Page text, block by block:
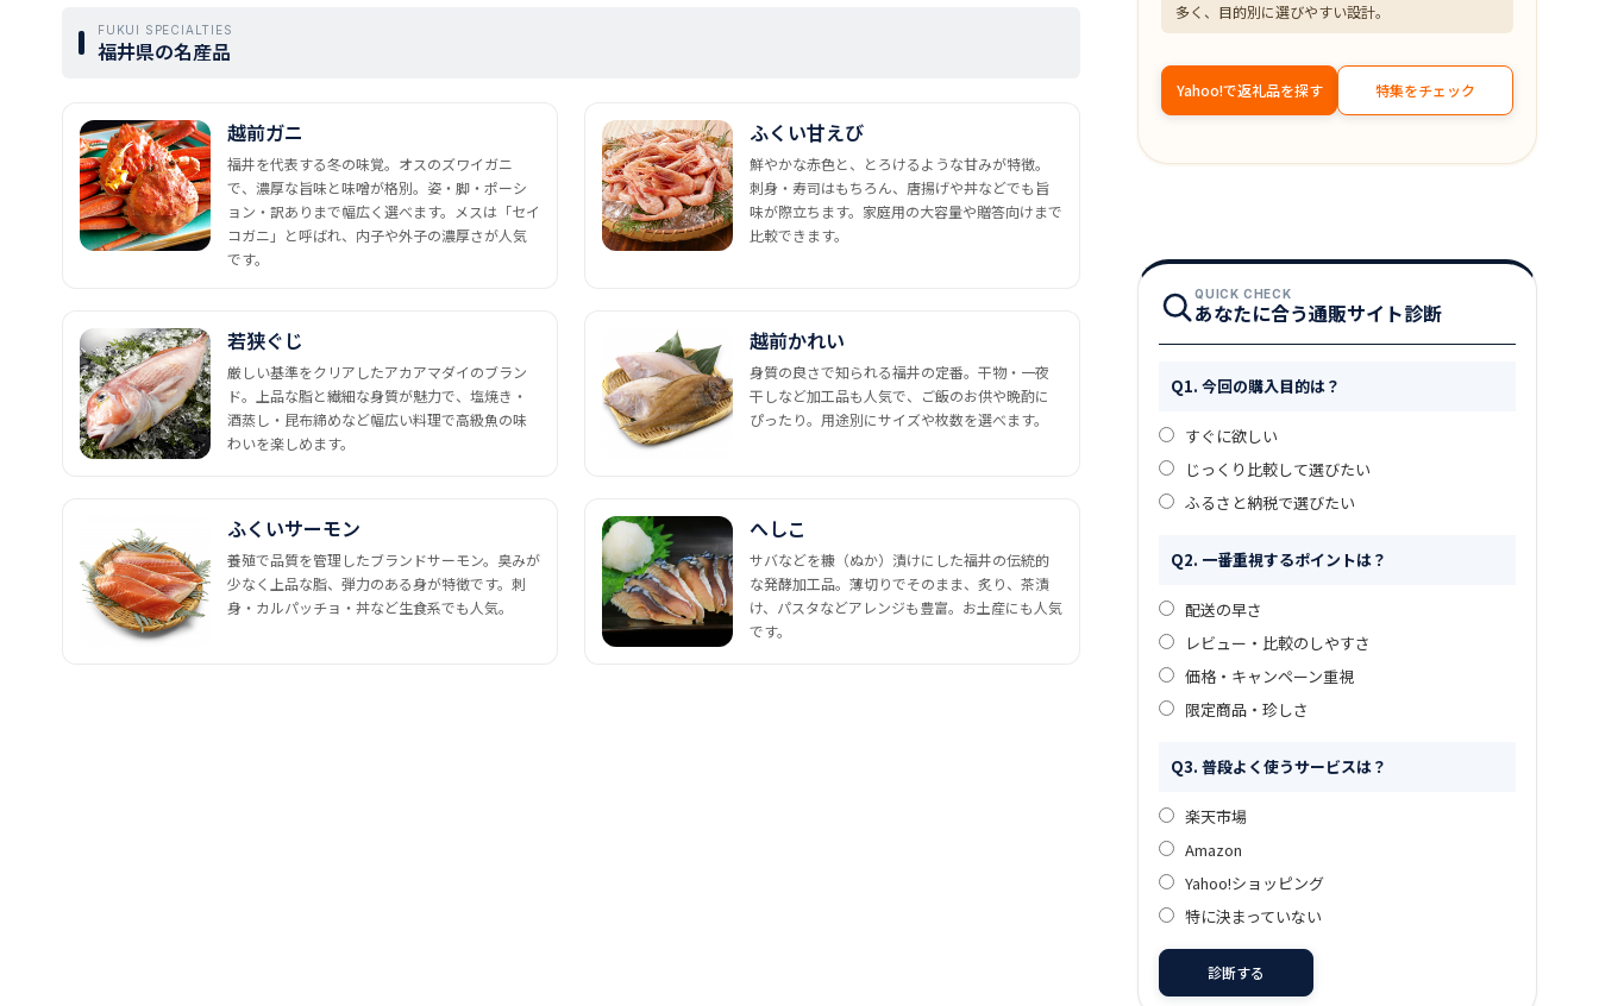
FUKUI SPECIALTIES
福井県の名産品
越前ガニ
福井を代表する冬の味覚。オスのズワイガニ
で、濃厚な旨味と味噌が格別。姿・脚・ポーシ
ョン・訳ありまで幅広く選べます。メスは「セイ
コガニ」と呼ばれ、内子や外子の濃厚さが人気
です。
ふくい甘えび
鮮やかな赤色と、とろけるような甘みが特徴。
刺身・寿司はもちろん、唐揚げや丼などでも旨
味が際立ちます。家庭用の大容量や贈答向けまで
比較できます。
若狭ぐじ
厳しい基準をクリアしたアカアマダイのブラン
ド。上品な脂と繊細な身質が魅力で、塩焼き・
酒蒸し・昆布締めなど幅広い料理で高級魚の味
わいを楽しめます。
越前かれい
身質の良さで知られる福井の定番。干物・一夜
干しなど加工品も人気で、ご飯のお供や晩酌に
ぴったり。用途別にサイズや枚数を選べます。
ふくいサーモン
養殖で品質を管理したブランドサーモン。臭みが
少なく上品な脂、弾力のある身が特徴です。刺
身・カルパッチョ・丼など生食系でも人気。
へしこ
サバなどを糠（ぬか）漬けにした福井の伝統的
な発酵加工品。薄切りでそのまま、炙り、茶漬
け、パスタなどアレンジも豊富。お土産にも人気
です。
多く、目的別に選びやすい設計。
Yahoo!で返礼品を探す 特集をチェック
QUICK CHECK
あなたに合う通販サイト診断
Q1. 今回の購入目的は？
すぐに欲しい
じっくり比較して選びたい
ふるさと納税で選びたい
Q2. 一番重視するポイントは？
配送の早さ
レビュー・比較のしやすさ
価格・キャンペーン重視
限定商品・珍しさ
Q3. 普段よく使うサービスは？
楽天市場
Amazon
Yahoo!ショッピング
特に決まっていない
診断する